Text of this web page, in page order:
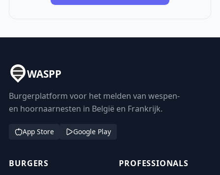
WASPP
Burgerplatform voor het melden van wespen-
en hoornaarnesten in België en Frankrijk.
App Store Google Play
BURGERS
PROFESSIONALS